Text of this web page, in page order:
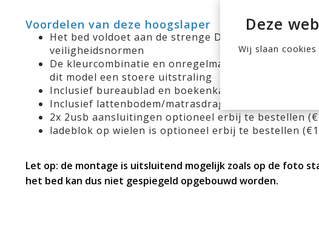
Voordelen van deze hoogslaper
Het bed voldoet aan de strenge Duitse GS-EN747-
veiligheidsnormen
De kleurcombinatie en onregelmatige structuur van
dit model een stoere uitstraling
Inclusief bureaublad en boekenkast
Inclusief lattenbodem/matrasdrager
2x 2usb aansluitingen optioneel erbij te bestellen
ladeblok op wielen is optioneel erbij te bestellen
Let op: de montage is uitsluitend mogelijk zoals op de foto
het bed kan dus niet gespiegeld opgebouwd worden.
Deze
Wij slaan